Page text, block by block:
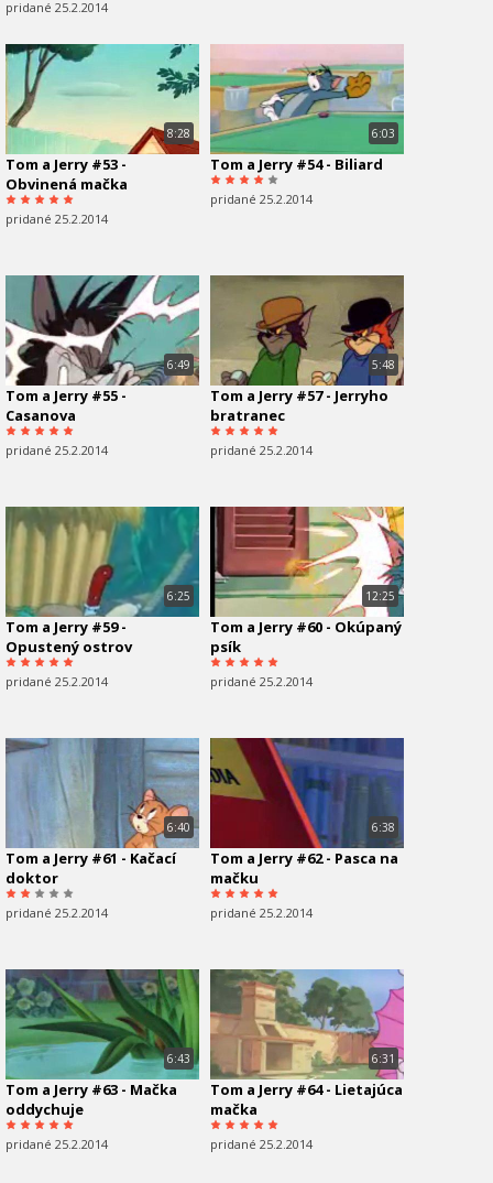
pridané 25.2.2014
8:28
Tom a Jerry #53 -
Obvinená mačka
pridané 25.2.2014
6:03
Tom a Jerry #54 - Biliard
pridané 25.2.2014
6:49
Tom a Jerry #55 -
Casanova
pridané 25.2.2014
5:48
Tom a Jerry #57 - Jerryho
bratranec
pridané 25.2.2014
6:25
Tom a Jerry #59 -
Opustený ostrov
pridané 25.2.2014
12:25
Tom a Jerry #60 - Okúpaný
psík
pridané 25.2.2014
6:40
Tom a Jerry #61 - Kačací
doktor
pridané 25.2.2014
6:38
Tom a Jerry #62 - Pasca na
mačku
pridané 25.2.2014
6:43
Tom a Jerry #63 - Mačka
oddychuje
pridané 25.2.2014
6:31
Tom a Jerry #64 - Lietajúca
mačka
pridané 25.2.2014